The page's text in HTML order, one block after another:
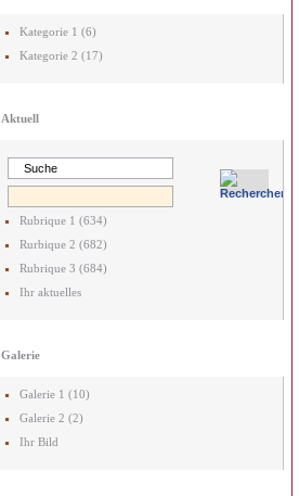
Kategorie 1 (6)
Kategorie 2 (17)
Aktuell
Rubrique 1 (634)
Rurbique 2 (682)
Rubrique 3 (684)
Ihr aktuelles
Galerie
Galerie 1 (10)
Galerie 2 (2)
Ihr Bild